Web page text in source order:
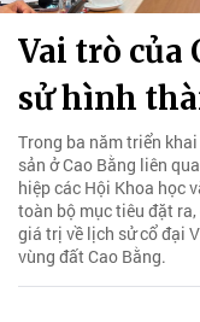
Vai trò của
sử hình
Trong ba năm triển
sản ở Cao Bằng liên
hiệp các Hội Khoa học
toàn bộ mục tiêu đặt
giá trị về lịch sử cổ đại
vùng đất Cao Bằng.